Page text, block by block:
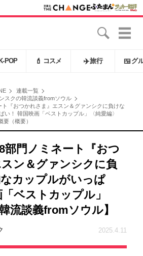
K-POP 💄 コスメ ✈️旅行 🍱 グ
連載一覧
スクの韓流談義fromソウル
『おつかれさま』エスン＆グァンシクに負けな
い！ 韓国映画「ベストカップル」〈純愛編〉
要（概要）
部門ノミネート『おつ
ン＆グァンシクに負
カップルがいっぱ
ベストカップル」
流談義fromソウル】
2025.4.11